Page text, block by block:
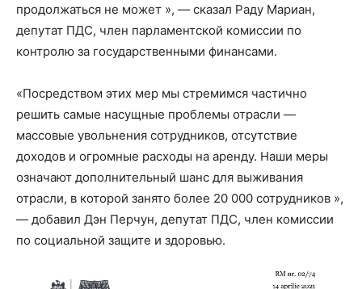
продолжаться не может », — сказал Раду Мариан,
депутат ПДС, член парламентской комиссии по
контролю за государственными финансами.
«Посредством этих мер мы стремимся частично
решить самые насущные проблемы отрасли —
массовые увольнения сотрудников, отсутствие
доходов и огромные расходы на аренду. Наши меры
означают дополнительный шанс для выживания
отрасли, в которой занято более 20 000 сотрудников »,
— добавил Дэн Перчун, депутат ПДС, член комиссии
по социальной защите и здоровью.